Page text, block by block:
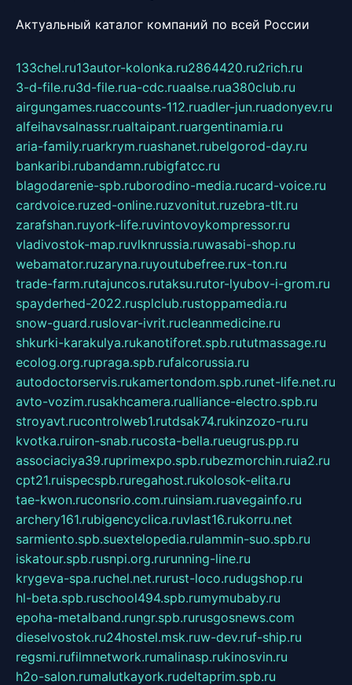
Актуальный каталог компаний по всей России
133chel.ru13autor-kolonka.ru2864420.ru2rich.ru
3-d-file.ru3d-file.rua-cdc.ruaalse.rua380club.ru
airgungames.ruaccounts-112.ruadler-jun.ruadonyev.ru
alfeihavsalnassr.rualtaipant.ruargentinamia.ru
aria-family.ruarkrym.ruashanet.rubelgorod-day.ru
bankaribi.rubandamn.rubigfatcc.ru
blagodarenie-spb.ruborodino-media.rucard-voice.ru
cardvoice.ruzed-online.ruzvonitut.ruzebra-tlt.ru
zarafshan.ruyork-life.ruvintovoykompressor.ru
vladivostok-map.ruvlknrussia.ruwasabi-shop.ru
webamator.ruzaryna.ruyoutubefree.rux-ton.ru
trade-farm.rutajuncos.rutaksu.rutor-lyubov-i-grom.ru
spayderhed-2022.rusplclub.rustoppamedia.ru
snow-guard.ruslovar-ivrit.rucleanmedicine.ru
shkurki-karakulya.rukanotiforet.spb.rututmassage.ru
ecolog.org.rupraga.spb.rufalcorussia.ru
autodoctorservis.rukamertondom.spb.runet-life.net.ru
avto-vozim.rusakhcamera.rualliance-electro.spb.ru
stroyavt.rucontrolweb1.rutdsak74.rukinzozo-ru.ru
kvotka.ruiron-snab.rucosta-bella.rueugrus.pp.ru
associaciya39.ruprimexpo.spb.rubezmorchin.ruia2.ru
cpt21.ruispecspb.ruregahost.rukolosok-elita.ru
tae-kwon.ruconsrio.com.ruinsiam.ruavegainfo.ru
archery161.rubigencyclica.ruvlast16.rukorru.net
sarmiento.spb.suextelopedia.rulammin-suo.spb.ru
iskatour.spb.rusnpi.org.rurunning-line.ru
krygeva-spa.ruchel.net.rurust-loco.rudugshop.ru
hl-beta.spb.ruschool494.spb.rumymubaby.ru
epoha-metalband.rungr.spb.rurusgosnews.com
dieselvostok.ru24hostel.msk.ruw-dev.ruf-ship.ru
regsmi.rufilmnetwork.rumalinasp.rukinosvin.ru
h2o-salon.rumalutkayork.rudeltaprim.spb.ru